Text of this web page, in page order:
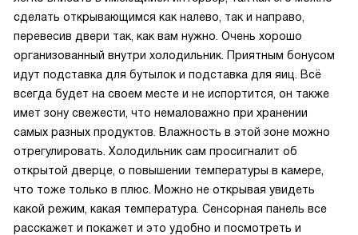
сделать открывающимся как налево, так и направо,
перевесив двери так, как вам нужно. Очень хорошо
организованный внутри холодильник. Приятным бонусом
идут подставка для бутылок и подставка для яиц. Всё
всегда будет на своем месте и не испортится, он также
имет зону свежести, что немаловажно при хранении
самых разных продуктов. Влажность в этой зоне можно
отрегулировать. Холодильник сам просигналит об
открытой дверце, о повышении температуры в камере,
что тоже только в плюс. Можно не открывая увидеть
какой режим, какая температура. Сенсорная панель все
расскажет и покажет и это удобно и посмотреть и